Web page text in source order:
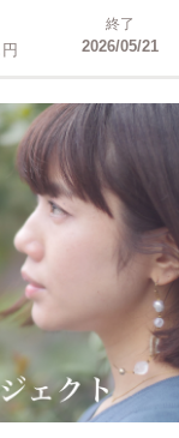
円
終了
2026/05/21